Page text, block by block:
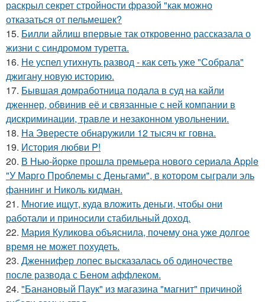
раскрыл секрет стройности фразой "как можно
отказаться от пельмешек?
15. Билли айлиш впервые так откровенно рассказала о
жизни с синдромом туретта.
16. Не успел утихнуть развод - как сеть уже "Собрала"
джигану новую историю.
17. Бывшая домработница подала в суд на кайли
дженнер, обвинив её и связанные с ней компании в
дискриминации, травле и незаконном увольнении.
18. На Эвересте обнаружили 12 тысяч кг говна.
19. История любви P!
20. В Нью-йорке прошла премьера нового сериала Apple
"У Марго Проблемы с Деньгами", в котором сыграли эль
фаннинг и Николь кидман.
21. Многие ищут, куда вложить деньги, чтобы они
работали и приносили стабильный доход.
22. Мария Куликова объяснила, почему она уже долгое
время не может похудеть.
23. Дженнифер лопес высказалась об одиночестве
после развода с Беном аффлеком.
24. "Банановый Паук" из магазина "магнит" причиной